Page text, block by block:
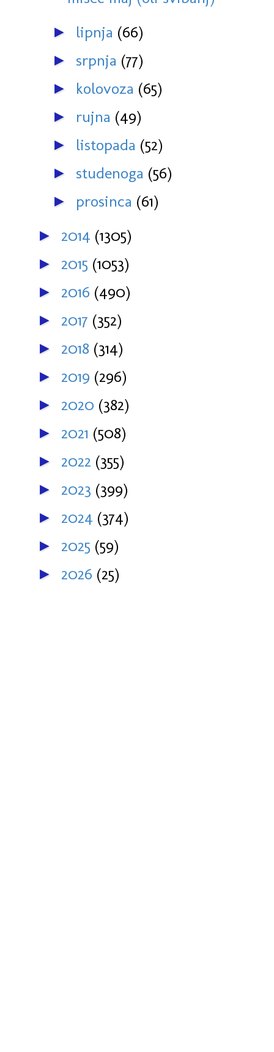
► lipnja (66)
► srpnja (77)
► kolovoza (65)
► rujna (49)
► listopada (52)
► studenoga (56)
► prosinca (61)
► 2014 (1305)
► 2015 (1053)
► 2016 (490)
► 2017 (352)
► 2018 (314)
► 2019 (296)
► 2020 (382)
► 2021 (508)
► 2022 (355)
► 2023 (399)
► 2024 (374)
► 2025 (59)
► 2026 (25)